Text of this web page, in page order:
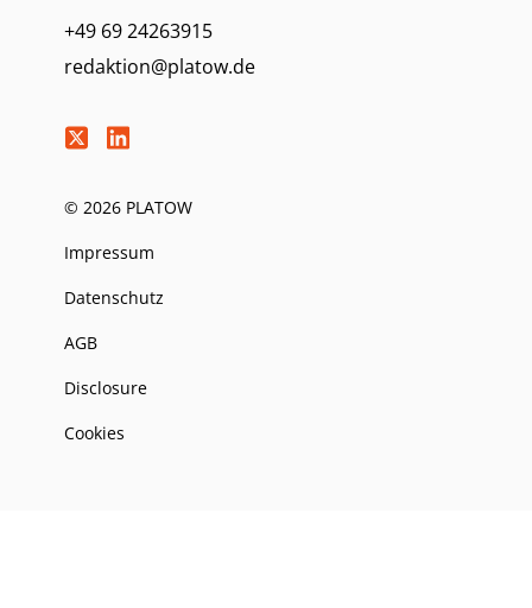
+49 69 24263915
redaktion@platow.de
© 2026 PLATOW
Impressum
Datenschutz
AGB
Disclosure
Cookies